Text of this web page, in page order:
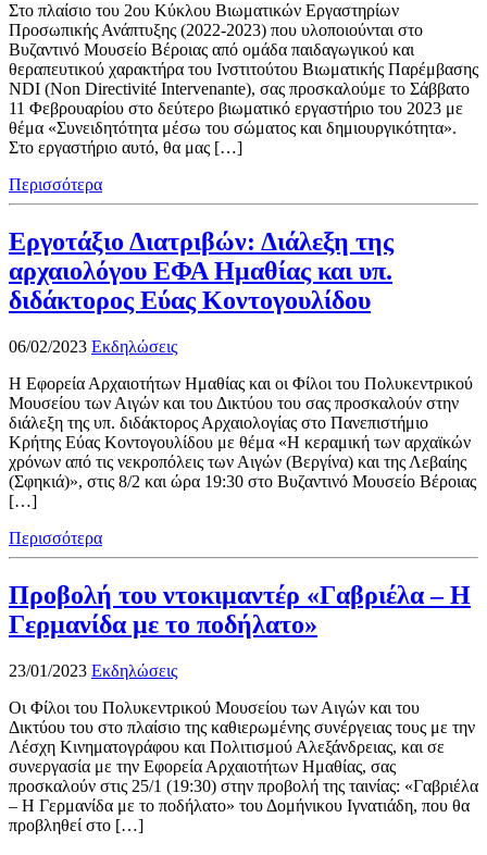
Στο πλαίσιο του 2ου Κύκλου Βιωματικών Εργαστηρίων
Προσωπικής Ανάπτυξης (2022-2023) που υλοποιούνται στο
Βυζαντινό Μουσείο Βέροιας από ομάδα παιδαγωγικού και
θεραπευτικού χαρακτήρα του Ινστιτούτου Βιωματικής Παρέμβασης
NDI (Non Directivité Intervenante), σας προσκαλούμε το Σάββατο
11 Φεβρουαρίου στο δεύτερο βιωματικό εργαστήριο του 2023 με
θέμα «Συνειδητότητα μέσω του σώματος και δημιουργικότητα».
Στο εργαστήριο αυτό, θα μας […]
Περισσότερα
Εργοτάξιο Διατριβών: Διάλεξη της
αρχαιολόγου ΕΦΑ Ημαθίας και υπ.
διδάκτορος Εύας Κοντογουλίδου
06/02/2023 Εκδηλώσεις
H Εφορεία Αρχαιοτήτων Ημαθίας και οι Φίλοι του Πολυκεντρικού
Μουσείου των Αιγών και του Δικτύου του σας προσκαλούν στην
διάλεξη της υπ. διδάκτορος Αρχαιολογίας στο Πανεπιστήμιο
Κρήτης Εύας Κοντογουλίδου με θέμα «Η κεραμική των αρχαϊκών
χρόνων από τις νεκροπόλεις των Αιγών (Βεργίνα) και της Λεβαίης
(Σφηκιά)», στις 8/2 και ώρα 19:30 στο Βυζαντινό Μουσείο Βέροιας
[…]
Περισσότερα
Προβολή του ντοκιμαντέρ «Γαβριέλα – Η
Γερμανίδα με το ποδήλατο»
23/01/2023 Εκδηλώσεις
Οι Φίλοι του Πολυκεντρικού Μουσείου των Αιγών και του
Δικτύου του στο πλαίσιο της καθιερωμένης συνέργειας τους με την
Λέσχη Κινηματογράφου και Πολιτισμού Αλεξάνδρειας, και σε
συνεργασία με την Εφορεία Αρχαιοτήτων Ημαθίας, σας
προσκαλούν στις 25/1 (19:30) στην προβολή της ταινίας: «Γαβριέλα
– Η Γερμανίδα με το ποδήλατο» του Δομήνικου Ιγνατιάδη, που θα
προβληθεί στο […]